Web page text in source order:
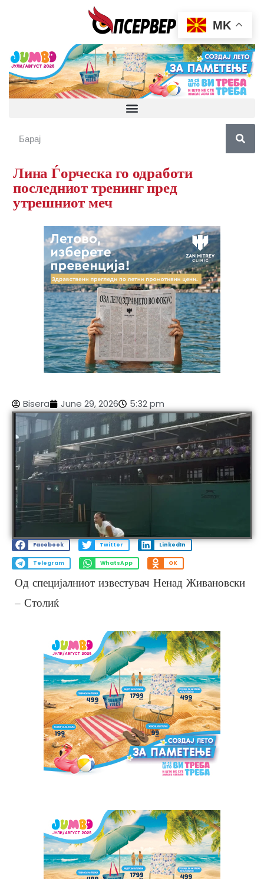
Лина Ѓорческа го одработи
последниот тренинг пред
утрешниот меч
Bisera June 29, 2026 5:32 pm
Facebook Twitter LinkedIn
Telegram WhatsApp OK
Од специјалниот известувач Ненад Живановски
– Столиќ
MK